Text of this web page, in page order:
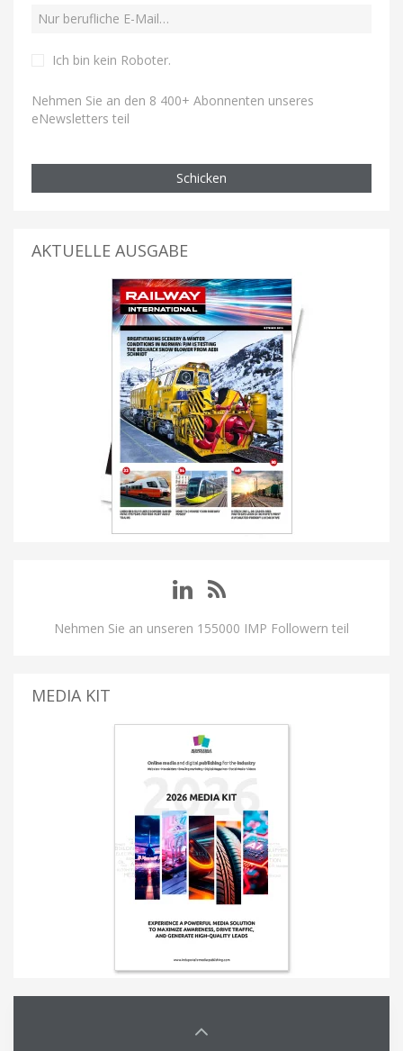
Ich bin kein Roboter.
Nehmen Sie an den 8 400+ Abonnenten unseres
eNewsletters teil
Schicken
AKTUELLE AUSGABE
Nehmen Sie an unseren 155000 IMP Followern teil
MEDIA KIT